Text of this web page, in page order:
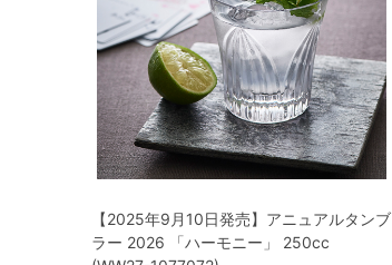
【2025年9月10日発売】アニュアルタンブ
ラー 2026 「ハーモニー」 250cc